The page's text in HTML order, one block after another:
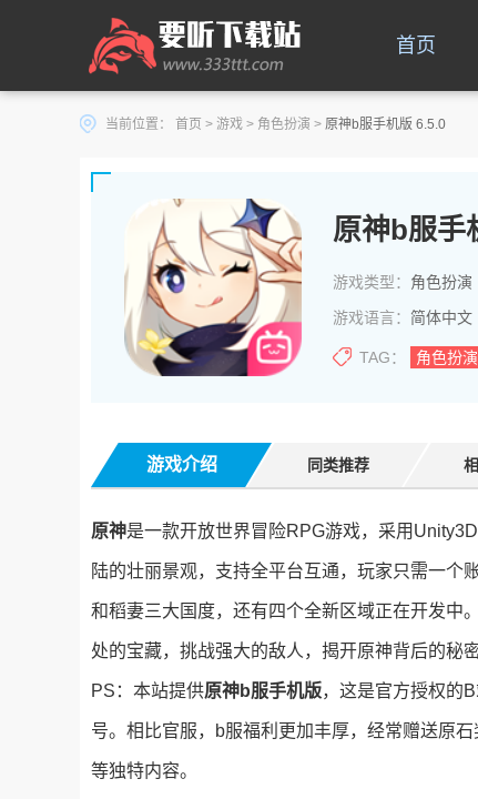
首页
当前位置： 首页 > 游戏 > 角色扮演 > 原神b服手机版 6.5.0
原神b服手
游戏类型： 角色扮演
游戏语言： 简体中文
TAG： 角色扮演
游戏介绍 同类推荐
原神是一款开放世界冒险RPG游戏，采用
陆的壮丽景观，支持全平台互通，玩家只需一个
和稻妻三大国度，还有四个全新区域正在开发中
处的宝藏，挑战强大的敌人，揭开原神背后的秘
PS：本站提供原神b服手机版，这是官方授权的
号。相比官服，b服福利更加丰厚，经常赠送原
等独特内容。